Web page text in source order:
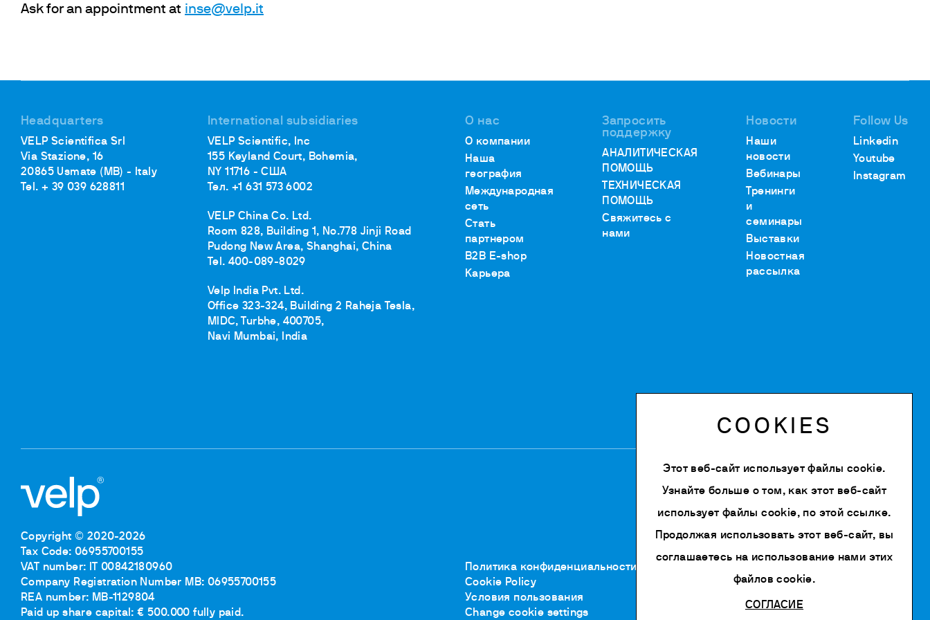
Ask for an appointment at inse@velp.it
Headquarters
VELP Scientifica Srl
Via Stazione, 16
20865 Usmate (MB) - Italy
Tel. + 39 039 628811
International subsidiaries
VELP Scientific, Inc
155 Keyland Court, Bohemia,
NY 11716 - США
Тел. +1 631 573 6002
VELP China Co. Ltd.
Room 828, Building 1, No.778 Jinji Road
Pudong New Area, Shanghai, China
Tel. 400-089-8029
Velp India Pvt. Ltd.
Office 323-324, Building 2 Raheja Tesla,
MIDC, Turbhe, 400705,
Navi Mumbai, India
О нас
О компании
Наша
география
Международная
сеть
Стать
партнером
B2B E-shop
Карьера
Запросить
поддержку
АНАЛИТИЧЕСКАЯ
ПОМОЩЬ
ТЕХНИЧЕСКАЯ
ПОМОЩЬ
Свяжитесь с
нами
Новости
Наши
новости
Вебинары
Тренинги
и
семинары
Выставки
Новостная
рассылка
Follow Us
Linkedin
Youtube
Instagram
Copyright © 2020-2026
Tax Code: 06955700155
VAT number: IT 00842180960
Company Registration Number MB: 06955700155
REA number: MB-1129804
Paid up share capital: € 500.000 fully paid.
Политика конфиденциальности
Cookie Policy
Условия пользования
Change cookie settings
COOKIES
Этот веб-сайт использует файлы cookie.
Узнайте больше о том, как этот веб-сайт
использует файлы cookie, по этой ссылке.
Продолжая использовать этот веб-сайт, вы
соглашаетесь на использование нами этих
файлов cookie.
СОГЛАСИЕ